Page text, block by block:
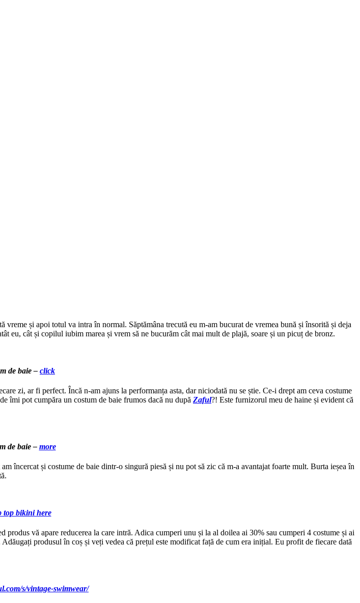
și apoi totul va intra în normal. Săptămâna trecută eu m-am bucurat de vremea bună și însorită și deja
eu, cât și copilul iubim marea și vrem să ne bucurăm cât mai mult de plajă, soare și un picuț de bronz.
de baie – click
zi, ar fi perfect. Încă n-am ajuns la performanța asta, dar niciodată nu se știe. Ce-i drept am ceva costume
îmi pot cumpăra un costum de baie frumos dacă nu după Zaful?! Este furnizorul meu de haine și evident că
de baie – more
încercat și costume de baie dintr-o singură piesă și nu pot să zic că m-a avantajat foarte mult. Burta ieșea în
top bikini here
produs vă apare reducerea la care intră. Adica cumperi unu și la al doilea ai 30% sau cumperi 4 costume și ai
produsul în coș și veți vedea că prețul este modificat față de cum era inițial. Eu profit de fiecare dată
s/vintage-swimwear/